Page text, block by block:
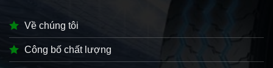
Về chúng tôi
Công bố chất lượng